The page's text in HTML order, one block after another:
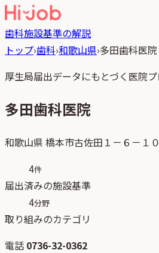
歯科施設基準の解説
トップ›歯科›和歌山県›多田歯科医院
厚生局届出データにもとづく医院
多田歯科医院
和歌山県 橋本市古佐田１－６－１０
4件
届出済みの施設基準
4分野
取り組みのカテゴリ
電話 0736-32-0362